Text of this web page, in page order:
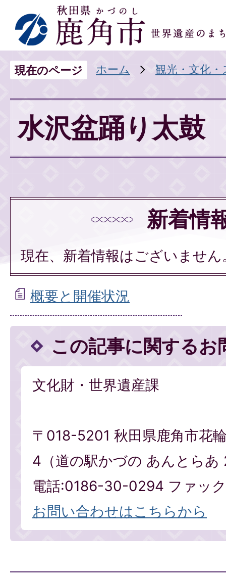
現在のページ ホーム 観光・文化
水沢盆踊り太鼓
新着情
現在、新着情報はございません
概要と開催状況
この記事に関するお
文化財・世界遺産課
〒018-5201 秋田県鹿角市花
4（道の駅かづの あんとらあ
電話:0186-30-0294 ファッ
お問い合わせはこちらから